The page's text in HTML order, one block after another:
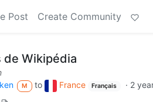
Post Create Community
Wikipédia
M to France Français · 2